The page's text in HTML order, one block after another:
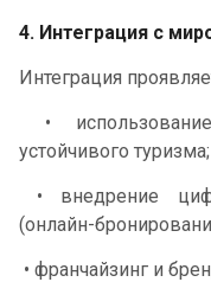
4. Интеграция с
Интеграция
•
устойчивого туризма;
• внедрение
(онлайн-
• франчайзинг и